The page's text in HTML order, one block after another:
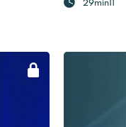
29min11